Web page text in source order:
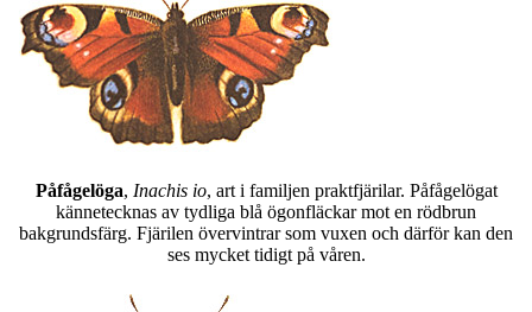
Påfågelöga, Inachis io, art i familjen praktfjärilar. Påfågelögat
kännetecknas av tydliga blå ögonfläckar mot en rödbrun
bakgrundsfärg. Fjärilen övervintrar som vuxen och därför kan den
ses mycket tidigt på våren.